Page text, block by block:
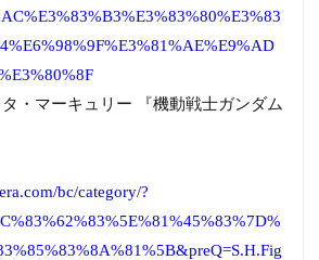
タ・マーキュリー 『機動戦士ガンダム
bc/category/?